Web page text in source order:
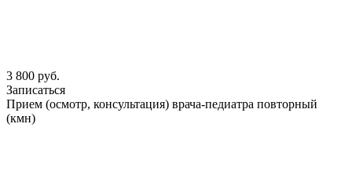
3 800 руб.
Записаться
Прием (осмотр, консультация) врача-педиатра повторный
(кмн)